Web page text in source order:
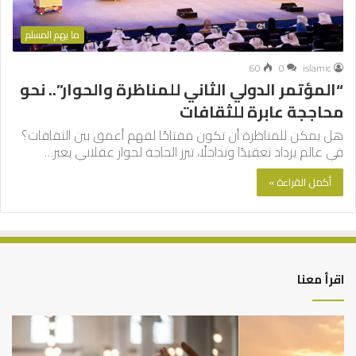
ما يهم المسلم
islamic
0
60
“المؤتمر الدولي الثاني للمناظرة والحوار”.. نحو
محاججة عابرة للثقافات
هل يمكن للمناظرة أن تكون مفتاحًا لفهم أعمق بين الثقافات؟
في عالم يزداد تعقيدًا وتداخلًا، تبرز الحاجة لحوار عقلاني يعبر…
أكمل القراءة »
اقرأ معنا
أهم
أسباب